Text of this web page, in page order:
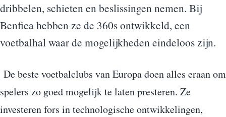
dribbelen, schieten en beslissingen nemen. Bij
Benfica hebben ze de 360s ontwikkeld, een
voetbalhal waar de mogelijkheden eindeloos zijn.
De beste voetbalclubs van Europa doen alles eraan om
spelers zo goed mogelijk te laten presteren. Ze
investeren fors in technologische ontwikkelingen,